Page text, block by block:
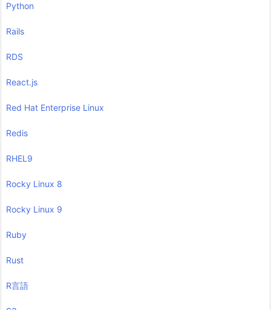
Python
Rails
RDS
React.js
Red Hat Enterprise Linux
Redis
RHEL9
Rocky Linux 8
Rocky Linux 9
Ruby
Rust
R言語